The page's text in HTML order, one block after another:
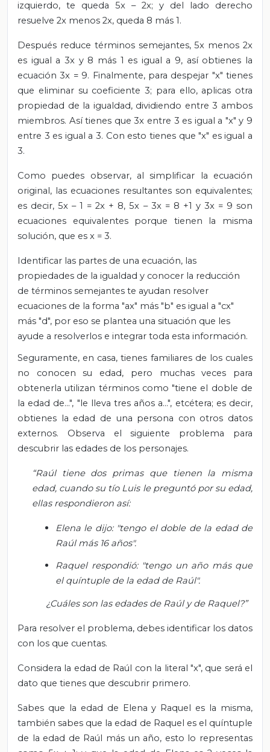
izquierdo, te queda 5x – 2x; y del lado derecho
resuelve 2x menos 2x, queda 8 más 1.
Después reduce términos semejantes, 5x menos 2x
es igual a 3x y 8 más 1 es igual a 9, así obtienes la
ecuación 3x = 9. Finalmente, para despejar "x" tienes
que eliminar su coeficiente 3; para ello, aplicas otra
propiedad de la igualdad, dividiendo entre 3 ambos
miembros. Así tienes que 3x entre 3 es igual a "x" y 9
entre 3 es igual a 3. Con esto tienes que "x" es igual a
3.
Como puedes observar, al simplificar la ecuación
original, las ecuaciones resultantes son equivalentes;
es decir, 5x – 1 = 2x + 8, 5x – 3x = 8 +1 y 3x = 9 son
ecuaciones equivalentes porque tienen la misma
solución, que es x = 3.
Identificar las partes de una ecuación, las
propiedades de la igualdad y conocer la reducción
de términos semejantes te ayudan resolver
ecuaciones de la forma "ax" más "b" es igual a "cx"
más "d", por eso se plantea una situación que les
ayude a resolverlos e integrar toda esta información.
Seguramente, en casa, tienes familiares de los cuales
no conocen su edad, pero muchas veces para
obtenerla utilizan términos como "tiene el doble de
la edad de…", "le lleva tres años a…", etcétera; es decir,
obtienes la edad de una persona con otros datos
externos. Observa el siguiente problema para
descubrir las edades de los personajes.
“Raúl tiene dos primas que tienen la misma
edad, cuando su tío Luis le preguntó por su edad,
ellas respondieron así:
Elena le dijo: "tengo el doble de la edad de
Raúl más 16 años".
Raquel respondió: "tengo un año más que
el quíntuple de la edad de Raúl".
¿Cuáles son las edades de Raúl y de Raquel?”
Para resolver el problema, debes identificar los datos
con los que cuentas.
Considera la edad de Raúl con la literal "x", que será el
dato que tienes que descubrir primero.
Sabes que la edad de Elena y Raquel es la misma,
también sabes que la edad de Raquel es el quíntuple
de la edad de Raúl más un año, esto lo representas